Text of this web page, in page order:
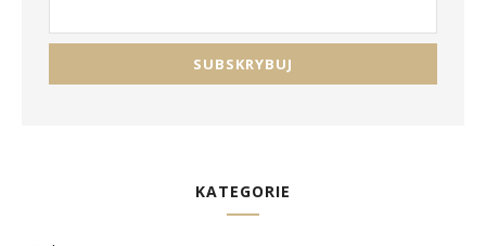
KATEGORIE